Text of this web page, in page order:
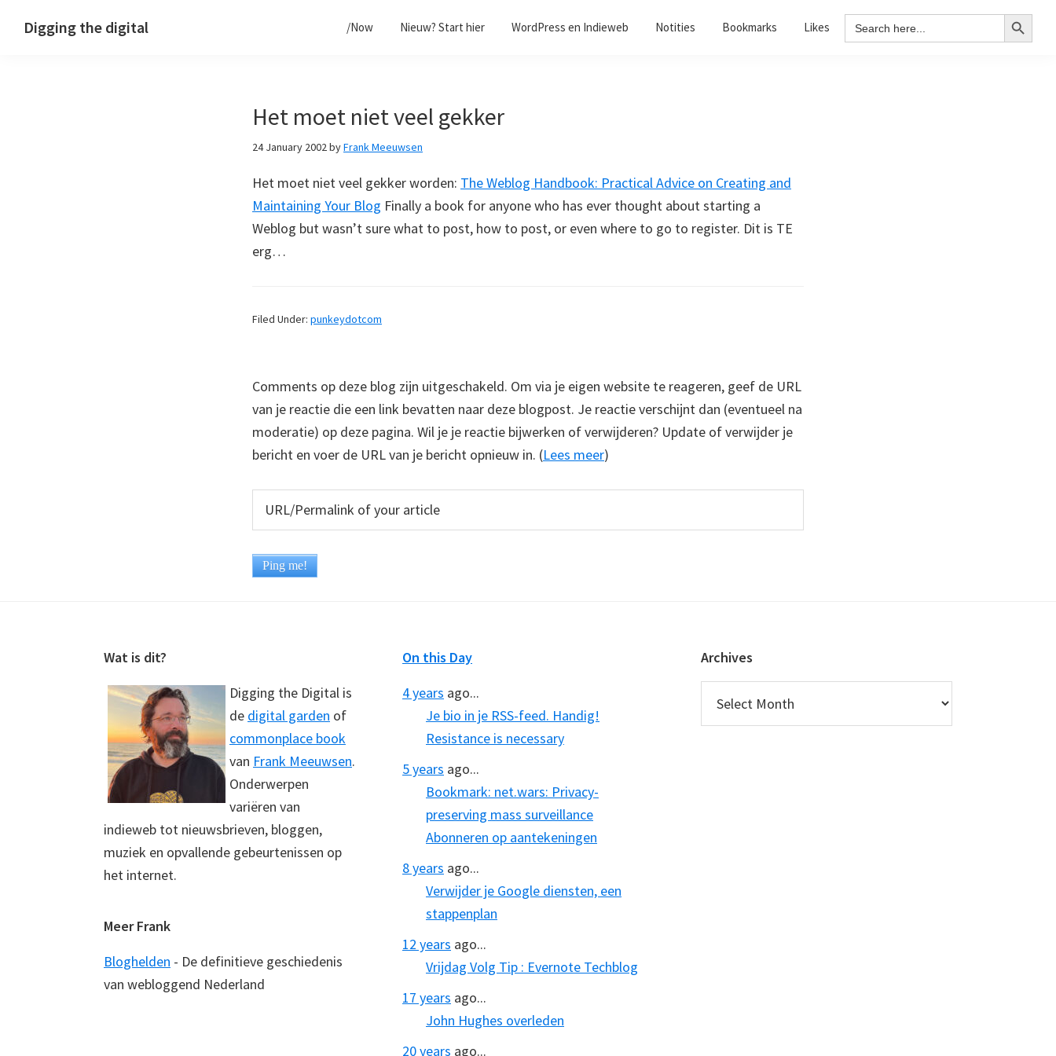
Digging the digital /Now Nieuw? Start hier WordPress en Indieweb Notities Bookmarks Likes Search
for:
Search Button
Het moet niet veel gekker
24 January 2002byFrank Meeuwsen
Het moet niet veel gekker worden: The Weblog Handbook: Practical Advice on Creating and
Maintaining Your Blog Finally a book for anyone who has ever thought about starting a
Weblog but wasn’t sure what to post, how to post, or even where to go to register. Dit is TE
erg…
Filed Under: punkeydotcom
Comments op deze blog zijn uitgeschakeld. Om via je eigen website te reageren, geef de URL
van je reactie die een link bevatten naar deze blogpost. Je reactie verschijnt dan (eventueel na
moderatie) op deze pagina. Wil je je reactie bijwerken of verwijderen? Update of verwijder je
bericht en voer de URL van je bericht opnieuw in. (Lees meer)
Wat is dit?
Digging the Digital is
de digital garden of
commonplace book
van Frank Meeuwsen.
Onderwerpen
variëren van
indieweb tot nieuwsbrieven, bloggen,
muziek en opvallende gebeurtenissen op
het internet.
Meer Frank
Bloghelden - De definitieve geschiedenis
van webloggend Nederland
On this Day
4 years ago...
Je bio in je RSS-feed. Handig!
Resistance is necessary
5 years ago...
Bookmark: net.wars: Privacy-
preserving mass surveillance
Abonneren op aantekeningen
8 years ago...
Verwijder je Google diensten, een
stappenplan
12 years ago...
Vrijdag Volg Tip : Evernote Techblog
17 years ago...
John Hughes overleden
20 years ago...
Archives